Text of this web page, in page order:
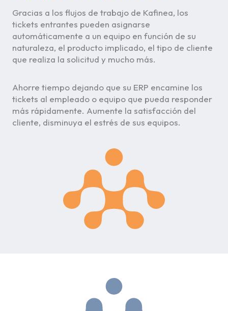
Gracias a los flujos de trabajo de Kafinea, los
tickets entrantes pueden asignarse
automáticamente a un equipo en función de su
naturaleza, el producto implicado, el tipo de cliente
que realiza la solicitud y mucho más.
Ahorre tiempo dejando que su ERP encamine los
tickets al empleado o equipo que pueda responder
más rápidamente. Aumente la satisfacción del
cliente, disminuya el estrés de sus equipos.